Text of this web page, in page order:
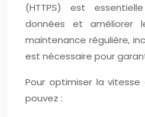
(HTTPS) est
données et améliorer
maintenance régulière,
est nécessaire pour
Pour optimiser la
pouvez :